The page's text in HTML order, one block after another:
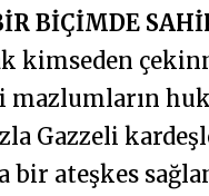
BİÇİMDE
kimseden
mazlumların
Gazzeli
bir ateşkes